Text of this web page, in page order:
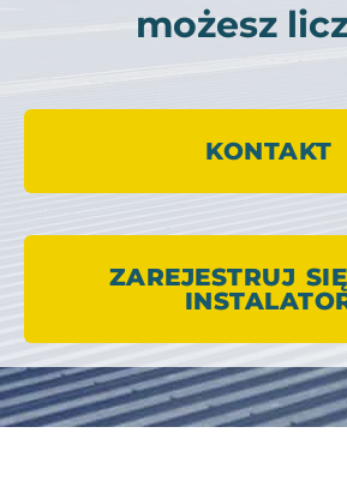
możesz
KONTAKT
ZAREJESTRUJ